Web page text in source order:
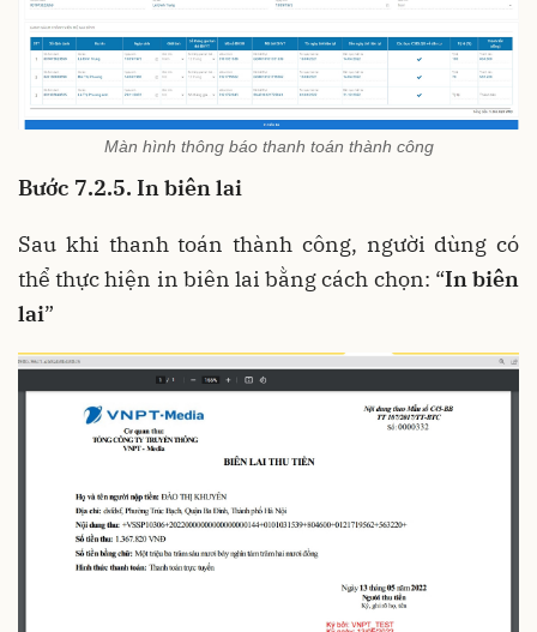
Màn hình thông báo thanh toán thành công
Bước 7.2.5. In biên lai
Sau khi thanh toán thành công, người dùng có
thể thực hiện in biên lai bằng cách chọn: “In biên
lai”